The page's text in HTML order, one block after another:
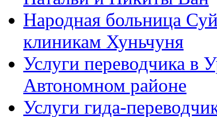
Народная больница
клиникам Хуньчуня
Услуги переводчика в
Автономном районе
Услуги гида-